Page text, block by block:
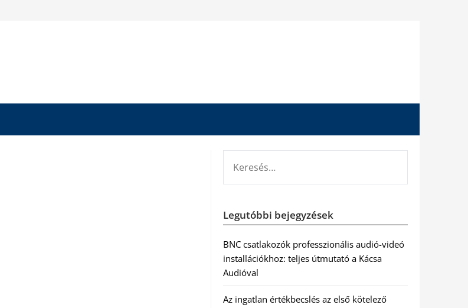
Legutóbbi bejegyzések
BNC csatlakozók professzionális audió-videó
installációkhoz: teljes útmutató a Kácsa
Audióval
Az ingatlan értékbecslés az első kötelező